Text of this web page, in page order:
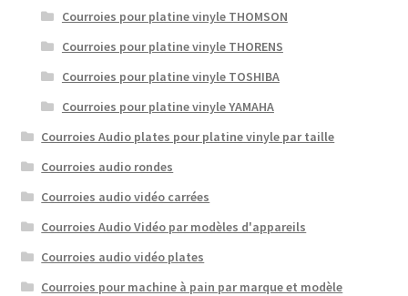
Courroies pour platine vinyle THOMSON
Courroies pour platine vinyle THORENS
Courroies pour platine vinyle TOSHIBA
Courroies pour platine vinyle YAMAHA
Courroies Audio plates pour platine vinyle par taille
Courroies audio rondes
Courroies audio vidéo carrées
Courroies Audio Vidéo par modèles d'appareils
Courroies audio vidéo plates
Courroies pour machine à pain par marque et modèle